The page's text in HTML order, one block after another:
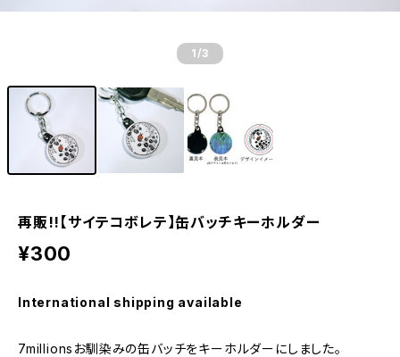
1 /3
再販!!【サイテコボレテ】缶バッチキーホルダー
¥300
International shipping available
7millionsお馴染みの缶バッチをキーホルダーにしました。